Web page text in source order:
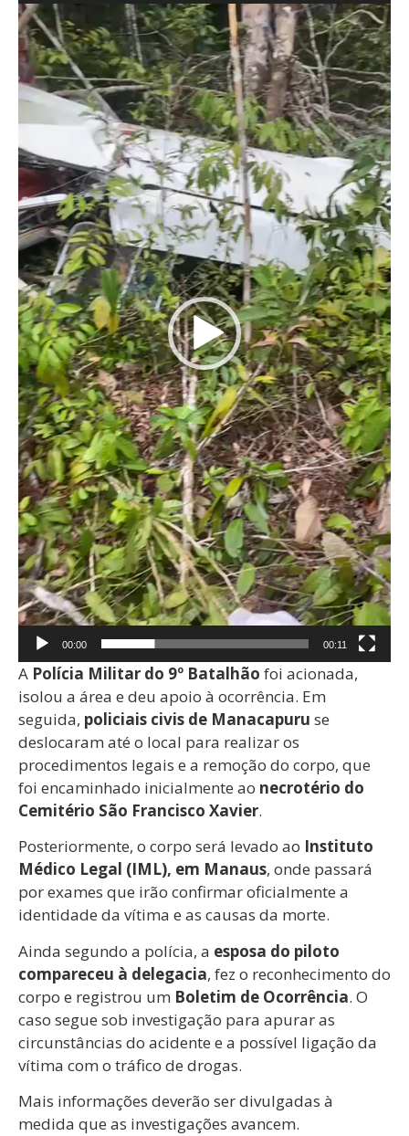
Tocador
de
vídeo
00:00 00:11
A Polícia Militar do 9º Batalhão foi acionada,
isolou a área e deu apoio à ocorrência. Em
seguida, policiais civis de Manacapuru se
deslocaram até o local para realizar os
procedimentos legais e a remoção do corpo, que
foi encaminhado inicialmente ao necrotério do
Cemitério São Francisco Xavier.
Posteriormente, o corpo será levado ao Instituto
Médico Legal (IML), em Manaus, onde passará
por exames que irão confirmar oficialmente a
identidade da vítima e as causas da morte.
Ainda segundo a polícia, a esposa do piloto
compareceu à delegacia, fez o reconhecimento do
corpo e registrou um Boletim de Ocorrência. O
caso segue sob investigação para apurar as
circunstâncias do acidente e a possível ligação da
vítima com o tráfico de drogas.
Mais informações deverão ser divulgadas à
medida que as investigações avancem.